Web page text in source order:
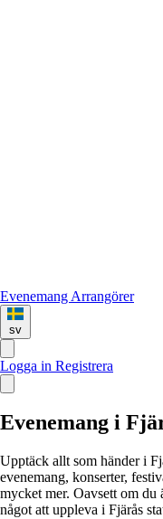
Evenemang Arrangörer
sv
Logga in Registrera
Evenemang i
Upptäck allt som händer i
evenemang, konserter,
mycket mer. Oavsett om
något att uppleva i Fjärås